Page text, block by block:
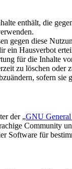
enthält, die
gegen diese
ein Hausverbot
für die Inhalte
zu löschen oder
sofern
der „GNU
Community
Software für